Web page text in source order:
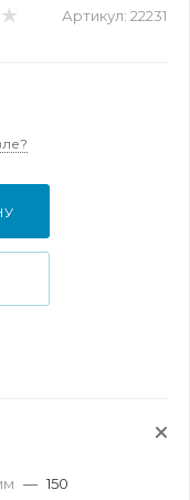
Артикул: 22231
— 150